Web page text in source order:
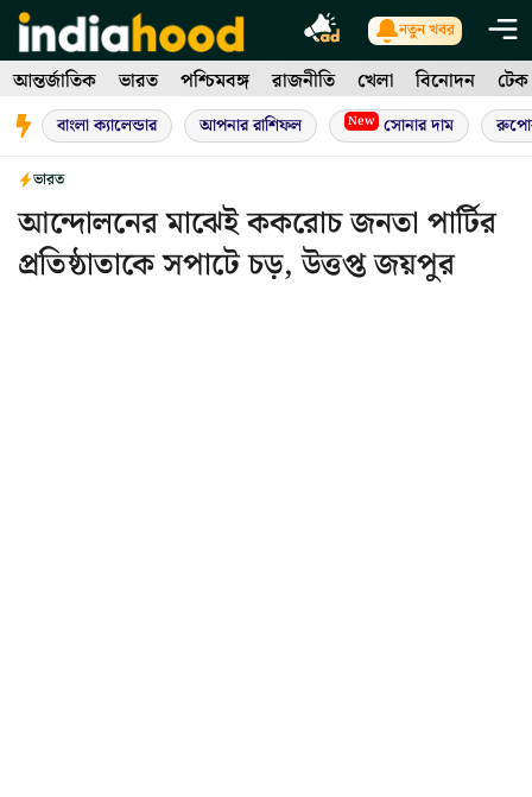
Skip
to
content
নতুন খবর
আন্তর্জাতিক ভারত পশ্চিমবঙ্গ রাজনীতি খেলা বিনোদন টেক
বাংলা ক্যালেন্ডার আপনার রাশিফল New সোনার দাম
ভারত
আন্দোলনের মাঝেই ককরোচ জনতা পার্টির
প্রতিষ্ঠাতাকে সপাটে চড়, উত্তপ্ত জয়পুর